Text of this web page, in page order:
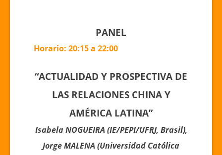
PANEL
Horario: 20:15 a 22:00
“ACTUALIDAD Y PROSPECTIVA DE
LAS RELACIONES CHINA Y
AMÉRICA LATINA”
Isabela NOGUEIRA (IE/PEPI/UFRJ, Brasil),
Jorge MALENA (Universidad Católica